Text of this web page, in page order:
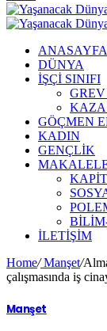
ANASAYFA
DÜNYA
İŞÇİ SINIFI
KAZA
GÖÇMEN
KADIN
GENÇLİK
ILETIŞIM
Home/Manşet/
çalışmasında iş
Manşet